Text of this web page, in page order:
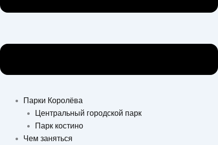
Парки Королёва
Центральный городской парк
Парк костино
Чем заняться